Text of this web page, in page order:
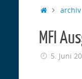
Startarchiv
MFI
5. Juni